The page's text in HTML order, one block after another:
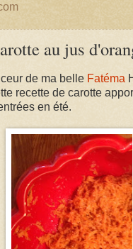
au jus
de ma belle Fatéma
recette de carotte
en été.